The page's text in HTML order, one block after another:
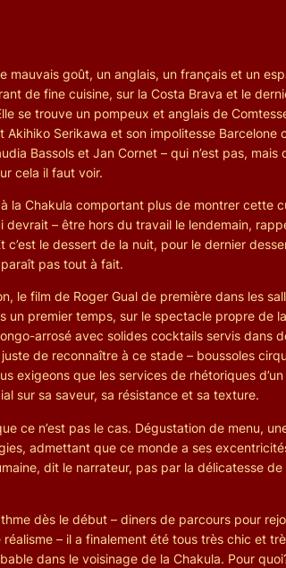
mauvais goût, un anglais, un français et un
de fine cuisine, sur la Costa Brava et le
se trouve un pompeux et anglais de
Akihiko Serikawa et son impolitesse
Bassols et Jan Cornet – qui n’est pas,
cela il faut voir.
la Chakula comportant plus de montrer cette
devrait – être hors du travail le lendemain,
c’est le dessert de la nuit, pour le dernier
pas tout à fait.
le film de Roger Gual de première dans les
un premier temps, sur le spectacle propre
arrosé avec solides cocktails servis dans
de reconnaître à ce stade – boussoles
exigeons que les services de rhétoriques
sur sa saveur, sa résistance et sa texture.
ce n’est pas le cas. Dégustation de menu,
admettant que ce monde a ses
dit le narrateur, pas par la délicatesse
dès le début – diners de parcours pour
– il a finalement été tous très chic et
dans le voisinage de la Chakula. Pour